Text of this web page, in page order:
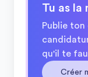
Tu as la
Publie
qu'il te
Créer